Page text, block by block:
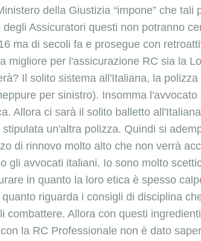
della Giustizia “impone” che
Assicuratori questi non potranno
ma di secoli fa e prosegue con
migliore per l'assicurazione RC sia la
Il solito sistema all'Italiana, la
per sinistro). Insomma
Allora ci sarà il solito balletto
un'altra polizza. Quindi si
di rinnovo molto alto che non verrà
gli avvocati italiani. Io sono molto
in quanto la loro etica è spesso
riguarda i consigli di disciplina
combattere. Allora con questi
la RC Professionale non è dato